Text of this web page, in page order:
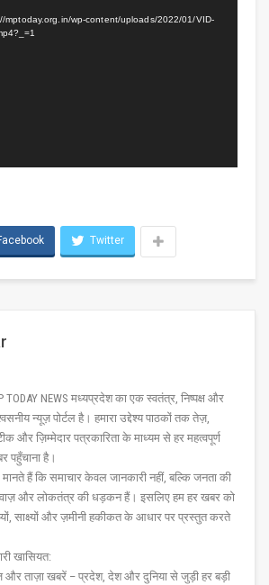
mptoday.org.in/wp-content/uploads/2022/01/VID-
Twitter
TODAY NEWS मध्यप्रदेश का एक स्वतंत्र, निष्पक्ष और
न्यूज़ पोर्टल है। हमारा उद्देश्य पाठकों तक तेज़,
और ज़िम्मेदार पत्रकारिता के माध्यम से हर महत्वपूर्ण
पहुँचाना है।
मानते हैं कि समाचार केवल जानकारी नहीं, बल्कि जनता की
और लोकतंत्र की धड़कन हैं। इसलिए हम हर खबर को
साक्ष्यों और ज़मीनी हकीकत के आधार पर प्रस्तुत करते
खासियत:
और ताज़ा खबरें – प्रदेश, देश और दुनिया से जुड़ी हर बड़ी